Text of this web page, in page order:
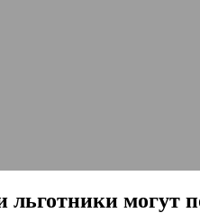
льготники могут